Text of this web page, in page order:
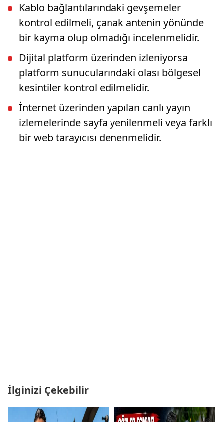
Kablo bağlantılarındaki gevşemeler
kontrol edilmeli, çanak antenin yönünde
bir kayma olup olmadığı incelenmelidir.
Dijital platform üzerinden izleniyorsa
platform sunucularındaki olası bölgesel
kesintiler kontrol edilmelidir.
İnternet üzerinden yapılan canlı yayın
izlemelerinde sayfa yenilenmeli veya farklı
bir web tarayıcısı denenmelidir.
İlginizi Çekebilir